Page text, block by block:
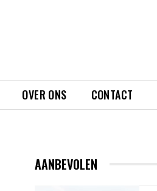
OVER ONS CONTACT
AANBEVOLEN